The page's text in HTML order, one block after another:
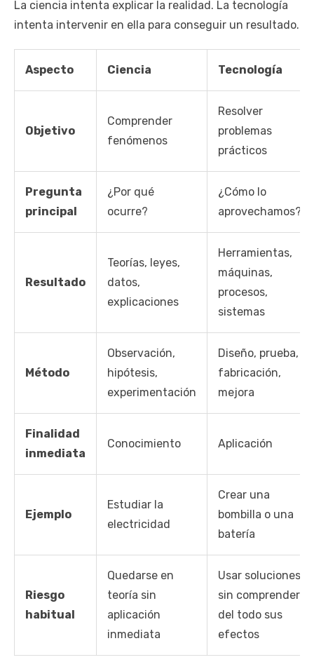
La ciencia intenta explicar la realidad. La tecnología
intenta intervenir en ella para conseguir un resultado.
Aspecto Ciencia Tecnología
Objetivo
Comprender
fenómenos
Resolver
problemas
prácticos
Pregunta
principal
¿Por qué
ocurre?
¿Cómo lo
aprovechamos?
Resultado
Teorías, leyes,
datos,
explicaciones
Herramientas,
máquinas,
procesos,
sistemas
Método
Observación,
hipótesis,
experimentación
Diseño, prueba,
fabricación,
mejora
Finalidad
inmediata
Conocimiento Aplicación
Ejemplo
Estudiar la
electricidad
Crear una
bombilla o una
batería
Riesgo
habitual
Quedarse en
teoría sin
aplicación
inmediata
Usar soluciones
sin comprender
del todo sus
efectos